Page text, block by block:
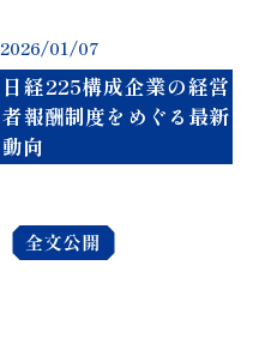
2026/01/07
日経225構成企業の経営
者報酬制度をめぐる最新
動向